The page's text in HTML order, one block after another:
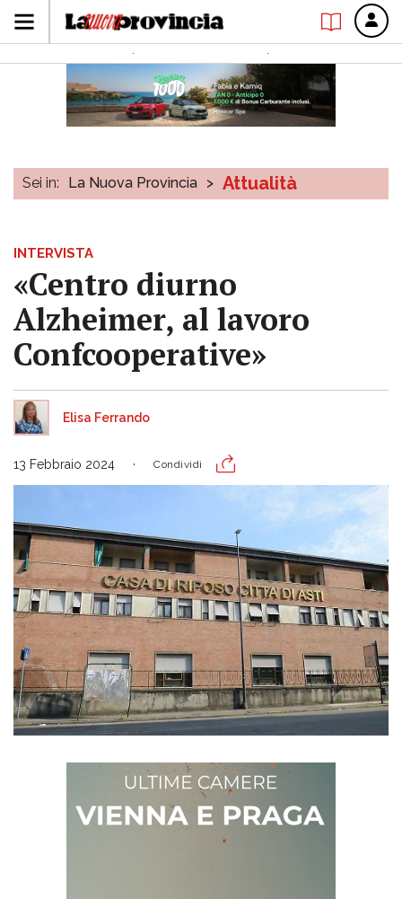
Sei in: La Nuova Provincia > Attualità
INTERVISTA
«Centro diurno
Alzheimer, al lavoro
Confcooperative»
Elisa Ferrando
13 Febbraio 2024 Condividi